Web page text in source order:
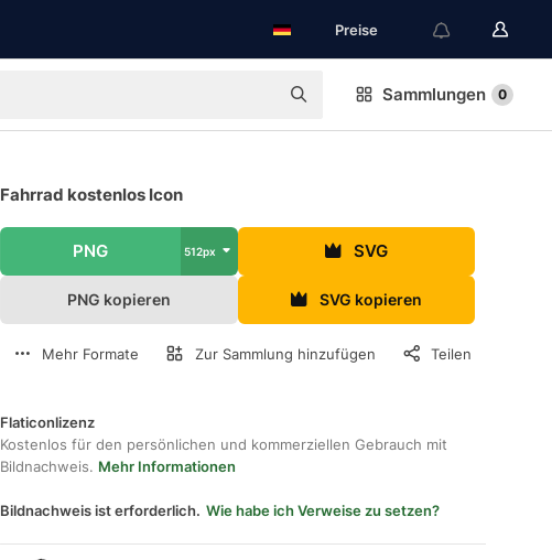
Preise
Sammlungen 0
Fahrrad kostenlos Icon
PNG 512px SVG
PNG kopieren SVG kopieren
Mehr Formate Zur Sammlung hinzufügen Teilen
Flaticonlizenz
Kostenlos für den persönlichen und kommerziellen Gebrauch mit
Bildnachweis. Mehr Informationen
Bildnachweis ist erforderlich. Wie habe ich Verweise zu setzen?